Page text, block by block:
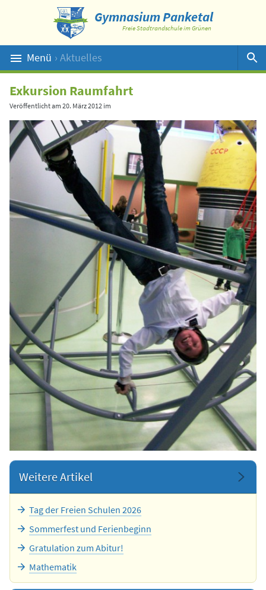
Gymnasium Panketal
Freie Stadtrandschule im Grünen
Menü › Aktuelles
Suche
Exkursion Raumfahrt
Veröffentlicht am 20. März 2012 im
Weitere Artikel
Tag der Freien Schulen 2026
Sommerfest und Ferienbeginn
Gratulation zum Abitur!
Mathematik